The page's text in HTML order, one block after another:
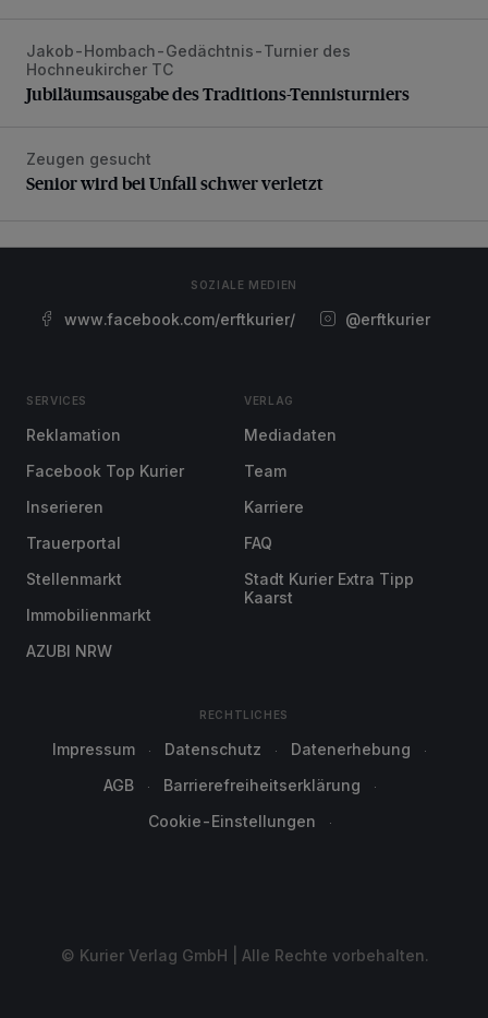
Jubiläumsausgabe des Traditions-Tennisturniers
Jakob-Hombach-Gedächtnis-Turnier des
Hochneukircher TC
Jubiläumsausgabe des Traditions-Tennisturniers
Senior wird bei Unfall schwer verletzt
Zeugen gesucht
Senior wird bei Unfall schwer verletzt
SOZIALE MEDIEN
www.facebook.com/erftkurier/ @erftkurier
SERVICES
Reklamation
Facebook Top Kurier
Inserieren
Trauerportal
Stellenmarkt
Immobilienmarkt
AZUBI NRW
VERLAG
Mediadaten
Team
Karriere
FAQ
Stadt Kurier Extra Tipp
Kaarst
RECHTLICHES
Impressum Datenschutz
Datenerhebung
AGB
Barrierefreiheitserklärung
Cookie-Einstellungen
© Kurier Verlag GmbH | Alle Rechte vorbehalten.